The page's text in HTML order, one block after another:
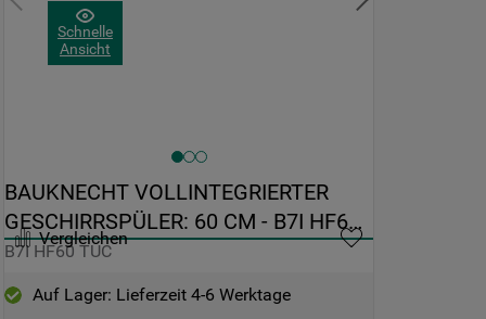
Schnelle
Ansicht
Vergleichen
BAUKNECHT VOLLINTEGRIERTER
GESCHIRRSPÜLER: 60 CM - B7I HF60
TUC
B7I HF60 TUC
Auf Lager: Lieferzeit 4-6 Werktage